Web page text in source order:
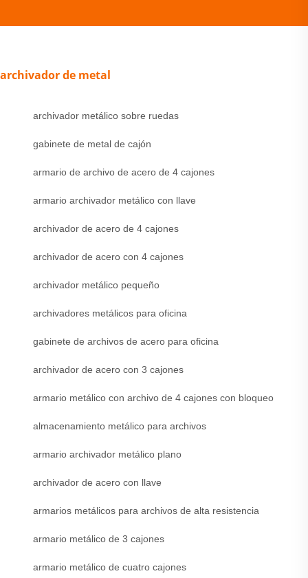
archivador de metal
archivador metálico sobre ruedas
gabinete de metal de cajón
armario de archivo de acero de 4 cajones
armario archivador metálico con llave
archivador de acero de 4 cajones
archivador de acero con 4 cajones
archivador metálico pequeño
archivadores metálicos para oficina
gabinete de archivos de acero para oficina
archivador de acero con 3 cajones
armario metálico con archivo de 4 cajones con bloqueo
almacenamiento metálico para archivos
armario archivador metálico plano
archivador de acero con llave
armarios metálicos para archivos de alta resistencia
armario metálico de 3 cajones
armario metálico de cuatro cajones